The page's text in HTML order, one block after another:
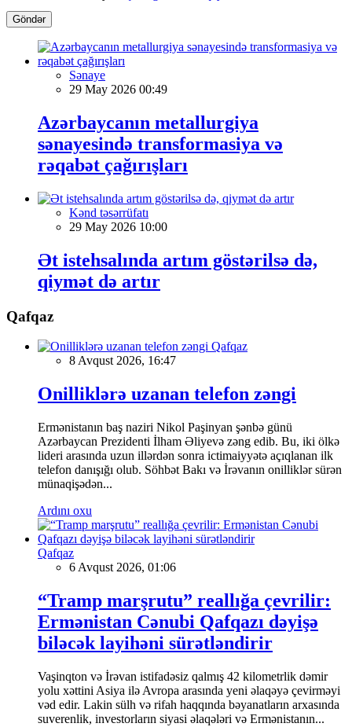
Göndər
Sənaye
29 May 2026 00:49
Azərbaycanın metallurgiya
sənayesində transformasiya və
rəqabət çağırışları
Kənd təsərrüfatı
29 May 2026 10:00
Ət istehsalında artım göstərilsə də,
qiymət də artır
Qafqaz
Qafqaz
8 Avqust 2026, 16:47
Onilliklərə uzanan telefon zəngi
Ermənistanın baş naziri Nikol Paşinyan şənbə günü
Azərbaycan Prezidenti İlham Əliyevə zəng edib. Bu, iki ölkə
lideri arasında uzun illərdən sonra ictimaiyyətə açıqlanan ilk
telefon danışığı olub. Söhbət Bakı və İrəvanın onilliklər sürən
münaqişədən...
Ardını oxu
Qafqaz
6 Avqust 2026, 01:06
“Tramp marşrutu” reallığa çevrilir:
Ermənistan Cənubi Qafqazı dəyişə
biləcək layihəni sürətləndirir
Vaşinqton və İrəvan istifadəsiz qalmış 42 kilometrlik dəmir
yolu xəttini Asiya ilə Avropa arasında yeni əlaqəyə çevirməyi
vəd edir. Lakin sülh və rifah haqqında bəyanatların arxasında
suverenlik, investorların siyasi əlaqələri və Ermənistanın...